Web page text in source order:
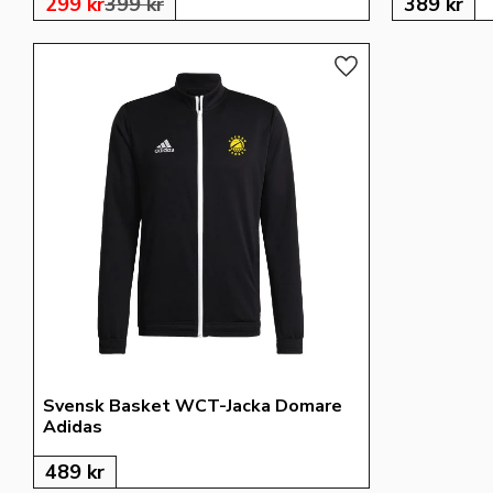
Svensk Basket WCT-Jacka Domare
Adidas
489 kr
Lägg till i favoriter